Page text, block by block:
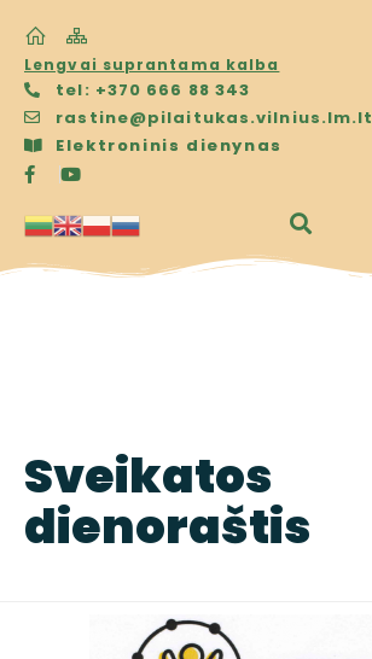
Lengvai suprantama kalba
tel: +370 666 88 343
rastine@pilaitukas.vilnius.lm.lt
Elektroninis dienynas
Sveikatos
dienoraštis